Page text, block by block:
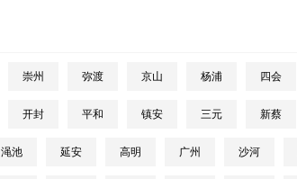
崇州 弥渡 京山 杨浦 四会
开封 平和 镇安 三元 新蔡
渑池 延安 高明 广州 沙河